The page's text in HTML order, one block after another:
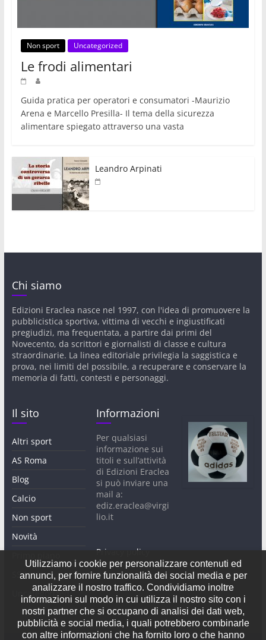
Non sport Uncategorized
Le frodi alimentari
Guida pratica per operatori e consumatori -Maurizio
Arena e Marcello Presilla- Il tema della sicurezza
alimentare spiegato attraverso una vasta
Leandro Arpinati
Chi siamo
Edizioni Eraclea nasce nel 1997, con l'idea di promuovere la
pubblicistica sportiva, vittima di vecchi e ingiustificati
pregiudizi, ma frequentata, a partire dai primi del
Novecento, da scrittori e giornalisti di classe e cultura
straordinarie. La linea editoriale privilegia la saggistica e
prova, nei limiti del possibile, a recuperare e conservare la
memoria di fatti, contesti e personaggi.
Il sito
Altri sport
AS Roma
Blog
Calcio
Non sport
Novità
SS Lazio
Uncategorized
Informazioni
Per qualsiasi
informazione sui
titoli e sull’attività
di Edizioni Eraclea
si può inviare una
mail a:
ediz.eraclea@virgi
lio.it
Privacy policy
Utilizziamo i cookie per personalizzare contenuti ed
annunci, per fornire funzionalità dei social media e per
analizzare il nostro traffico. Condividiamo inoltre
informazioni sul modo in cui utilizza il nostro sito con i
nostri partner che si occupano di analisi dei dati web,
pubblicità e social media, i quali potrebbero combinarle
con altre informazioni che ha fornito loro o che hanno